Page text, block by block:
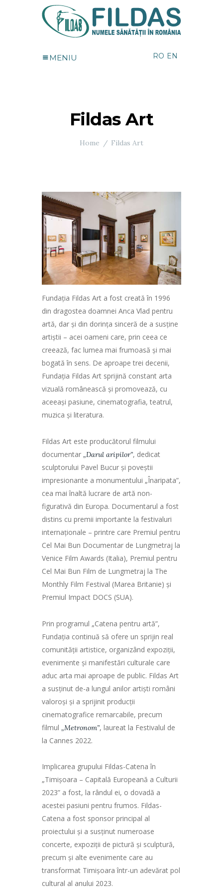
MENIU RO EN
Fildas Art
Home Fildas Art
Fundația Fildas Art a fost creată în 1996
din dragostea doamnei Anca Vlad pentru
artă, dar și din dorința sinceră de a susține
artiștii – acei oameni care, prin ceea ce
creează, fac lumea mai frumoasă și mai
bogată în sens. De aproape trei decenii,
Fundația Fildas Art sprijină constant arta
vizuală românească și promovează, cu
aceeași pasiune, cinematografia, teatrul,
muzica și literatura.
Fildas Art este producătorul filmului
documentar „Darul aripilor”, dedicat
sculptorului Pavel Bucur și poveștii
impresionante a monumentului „Înaripata”,
cea mai înaltă lucrare de artă non-
figurativă din Europa. Documentarul a fost
distins cu premii importante la festivaluri
internaționale – printre care Premiul pentru
Cel Mai Bun Documentar de Lungmetraj la
Venice Film Awards (Italia), Premiul pentru
Cel Mai Bun Film de Lungmetraj la The
Monthly Film Festival (Marea Britanie) și
Premiul Impact DOCS (SUA).
Prin programul „Catena pentru artă”,
Fundația continuă să ofere un sprijin real
comunității artistice, organizând expoziții,
evenimente și manifestări culturale care
aduc arta mai aproape de public. Fildas Art
a susținut de-a lungul anilor artiști români
valoroși și a sprijinit producții
cinematografice remarcabile, precum
filmul „Metronom”, laureat la Festivalul de
la Cannes 2022.
Implicarea grupului Fildas-Catena în
„Timișoara – Capitală Europeană a Culturii
2023” a fost, la rândul ei, o dovadă a
acestei pasiuni pentru frumos. Fildas-
Catena a fost sponsor principal al
proiectului și a susținut numeroase
concerte, expoziții de pictură și sculptură,
precum și alte evenimente care au
transformat Timișoara într-un adevărat pol
cultural al anului 2023.